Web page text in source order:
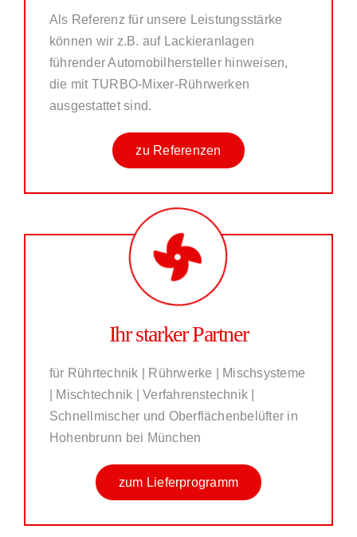
Als Referenz für unsere Leistungsstärke
können wir z.B. auf Lackieranlagen
führender Automobilhersteller hinweisen,
die mit TURBO-Mixer-Rührwerken
ausgestattet sind.
zu Referenzen
Ihr starker Partner
für Rührtechnik | Rührwerke | Mischsysteme
| Mischtechnik | Verfahrenstechnik |
Schnellmischer und Oberflächenbelüfter in
Hohenbrunn bei München
zum Lieferprogramm